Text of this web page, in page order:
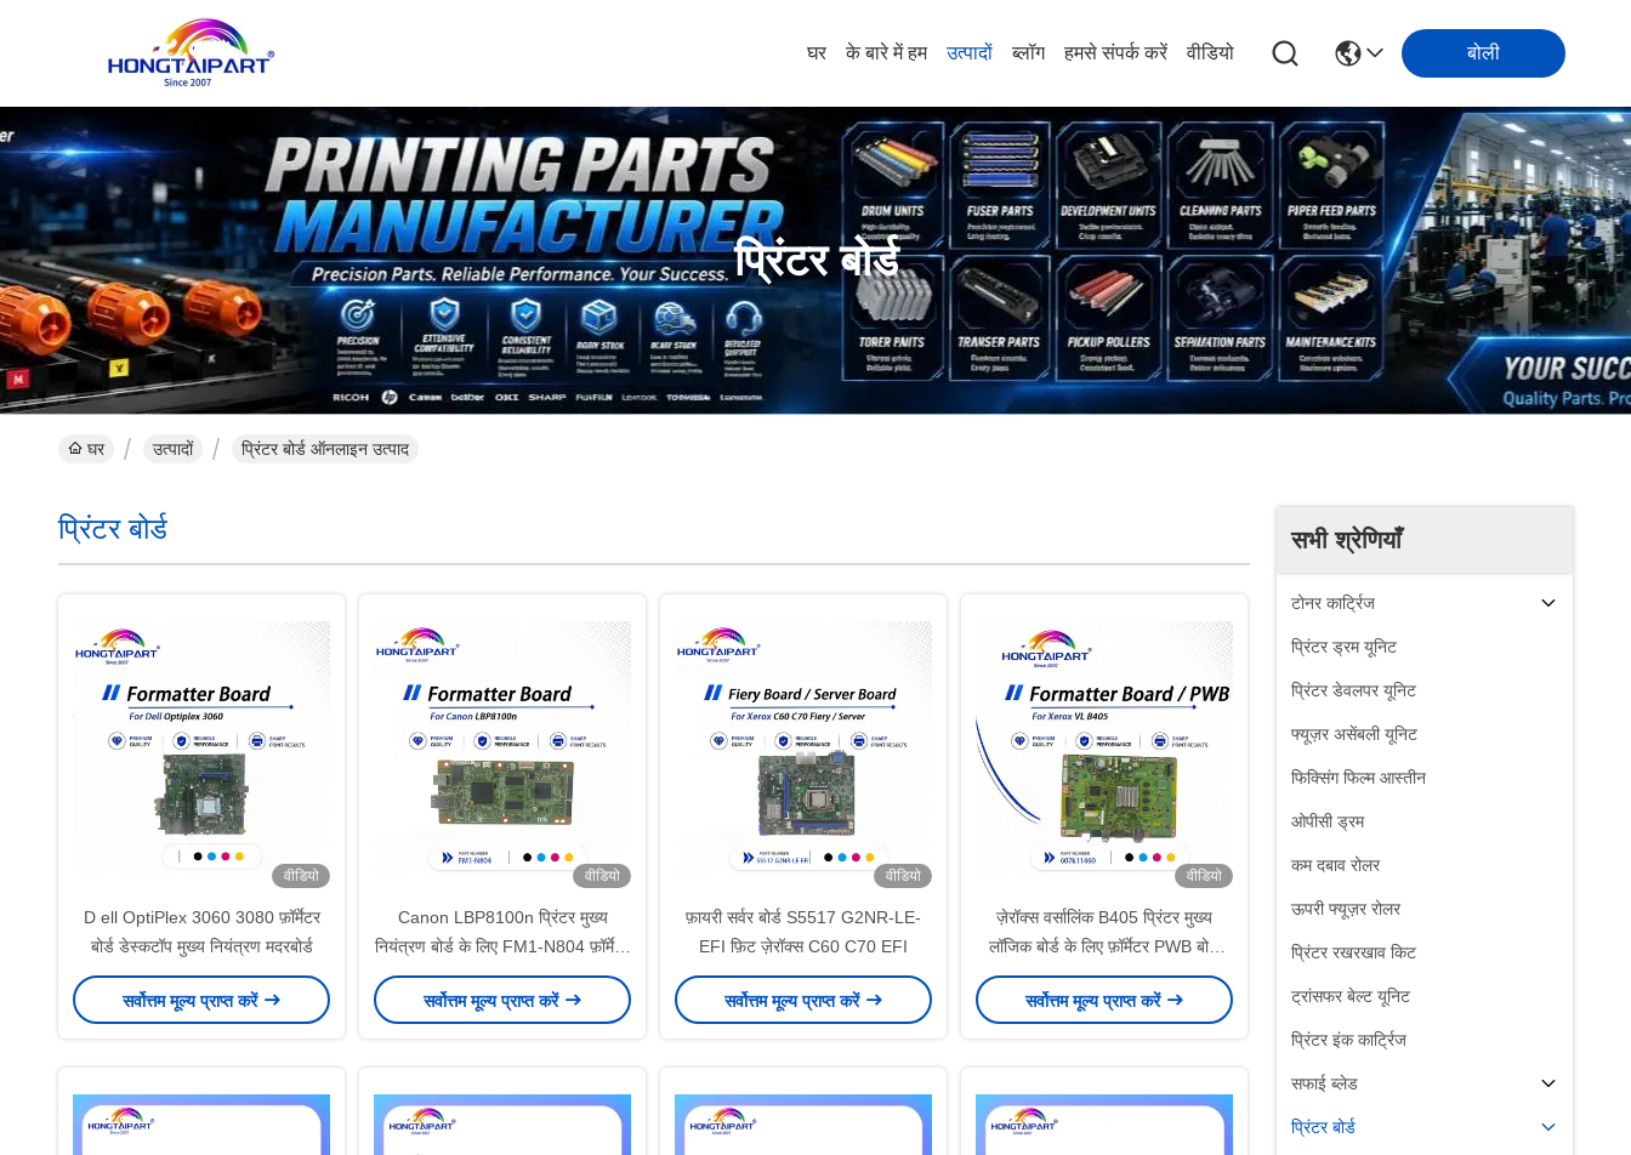
घर के बारे में हम उत्पादों ब्लॉग हमसे संपर्क करें वीडियो बोली
प्रिंटर बोर्ड
घर उत्पादों प्रिंटर बोर्ड ऑनलाइन उत्पाद
सभी श्रेणियाँ
टोनर कार्ट्रिज
प्रिंटर ड्रम यूनिट
प्रिंटर डेवलपर यूनिट
फ्यूज़र असेंबली यूनिट
फिक्सिंग फिल्म आस्तीन
ओपीसी ड्रम
कम दबाव रोलर
ऊपरी फ्यूज़र रोलर
प्रिंटर रखरखाव किट
ट्रांसफर बेल्ट यूनिट
प्रिंटर इंक कार्ट्रिज
सफाई ब्लेड
प्रिंटर बोर्ड
प्रिंटर बोर्ड
वीडियो
D ell OptiPlex 3060 3080 फ़ॉर्मेटर
बोर्ड डेस्कटॉप मुख्य नियंत्रण मदरबोर्ड
सर्वोत्तम मूल्य प्राप्त करें
वीडियो
Canon LBP8100n प्रिंटर मुख्य
नियंत्रण बोर्ड के लिए FM1-N804 फ़ॉर्मेटर
बोर्ड
सर्वोत्तम मूल्य प्राप्त करें
वीडियो
फ़ायरी सर्वर बोर्ड S5517 G2NR-LE-
EFI फ़िट ज़ेरॉक्स C60 C70 EFI
सर्वोत्तम मूल्य प्राप्त करें
वीडियो
ज़ेरॉक्स वर्सालिंक B405 प्रिंटर मुख्य
लॉजिक बोर्ड के लिए फ़ॉर्मेटर PWB बोर्ड
607K11460
सर्वोत्तम मूल्य प्राप्त करें